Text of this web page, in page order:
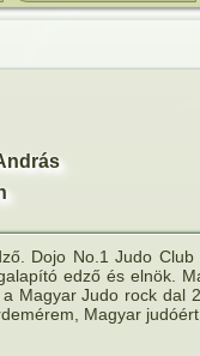
Dojo No.1 Judo
edző és elnök.
Magyar Judo rock dal
Magyar